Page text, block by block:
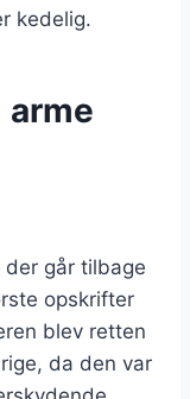
kedelig.
arme
går tilbage
opskrifter
blev retten
da den var